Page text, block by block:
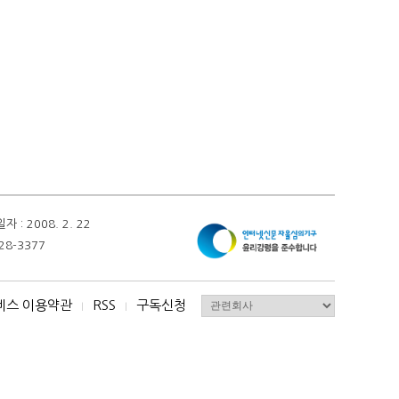
자 : 2008. 2. 22
3377
스 이용약관 RSS 구독신청